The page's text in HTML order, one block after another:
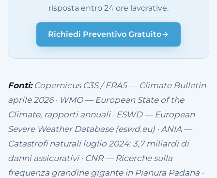
risposta entro 24 ore lavorative.
Richiedi Preventivo Gratuito
Fonti:Copernicus C3S / ERA5 — Climate Bulletin
aprile 2026 · WMO — European State of the
Climate, rapporti annuali · ESWD — European
Severe Weather Database (eswd.eu) · ANIA —
Catastrofi naturali luglio 2024: 3,7 miliardi di
danni assicurativi · CNR — Ricerche sulla
frequenza grandine gigante in Pianura Padana ·